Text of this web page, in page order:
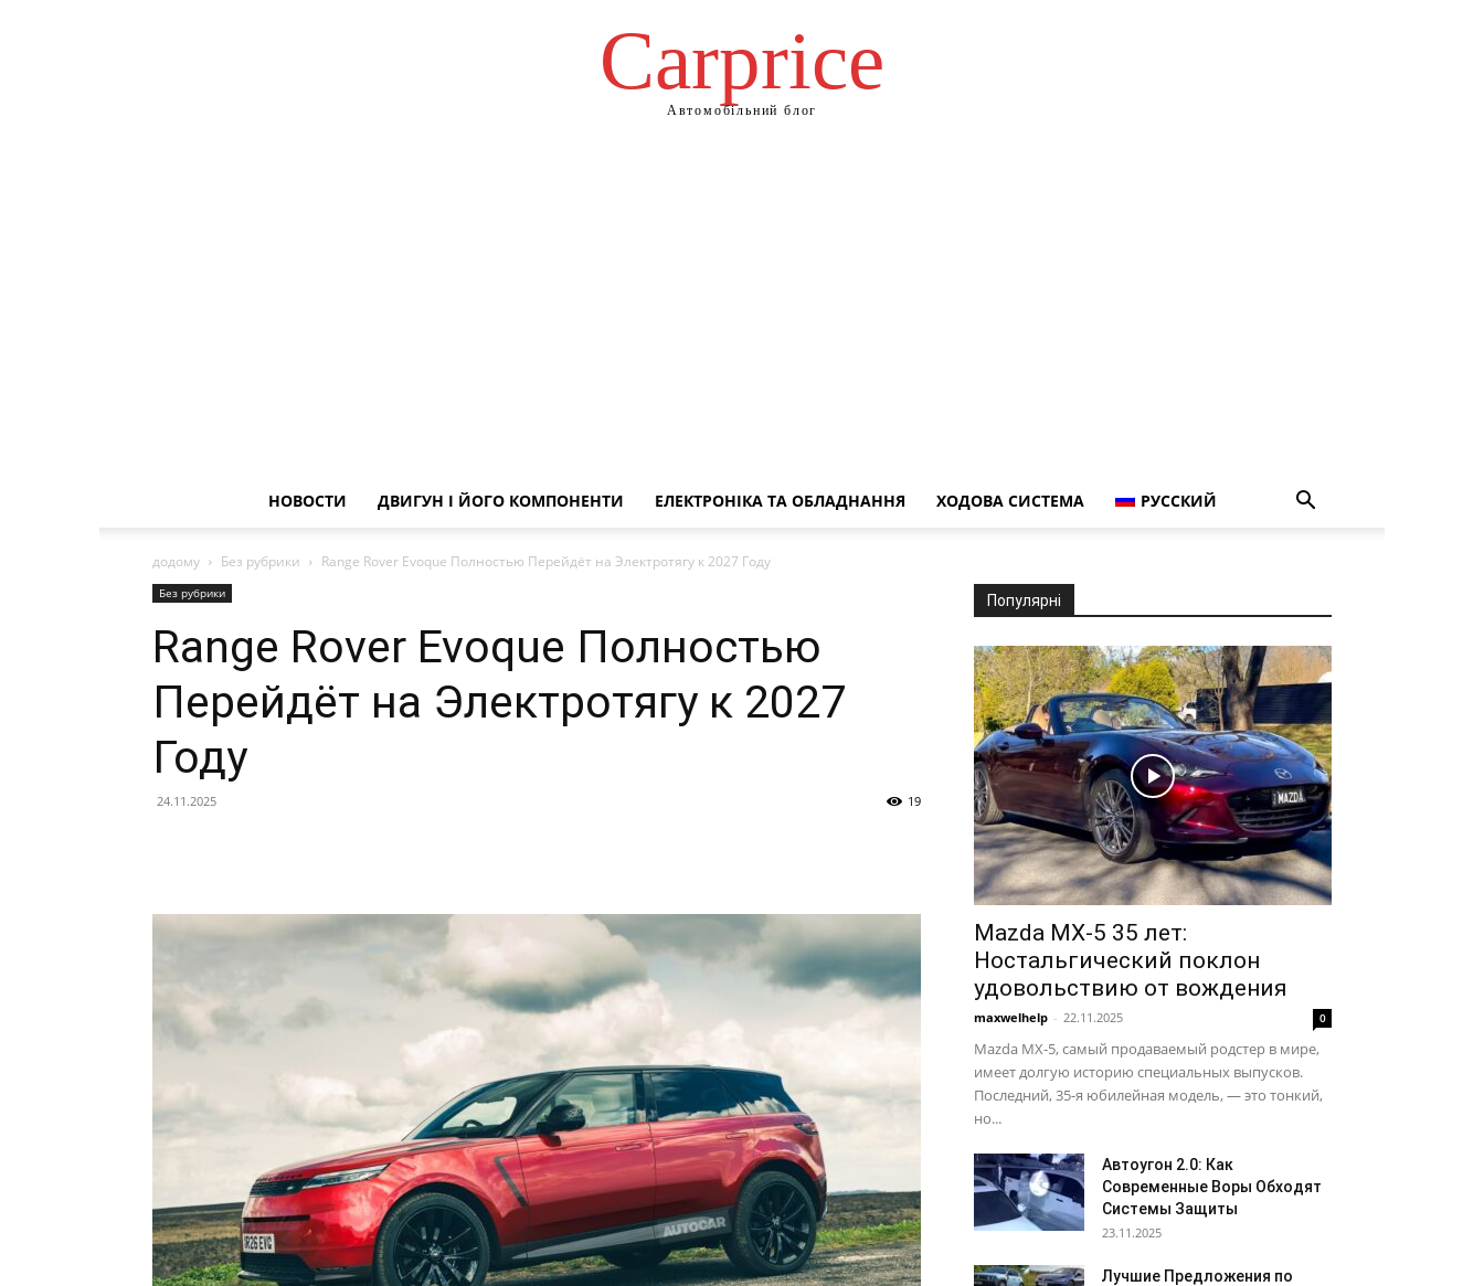
Сarprice
Автомобільний блог
НОВОСТИ ДВИГУН І ЙОГО КОМПОНЕНТИ ЕЛЕКТРОНІКА ТА ОБЛАДНАННЯ ХОДОВА СИСТЕМА РУССКИЙ
додому Без рубрики Range Rover Evoque Полностью Перейдёт на Электротягу к 2027 Году
Без рубрики
Range Rover Evoque Полностью
Перейдёт на Электротягу к 2027
Году
24.11.2025 19
Популярні
Mazda MX-5 35 лет:
Ностальгический поклон
удовольствию от вождения
maxwelhelp - 22.11.2025 0
Mazda MX-5, самый продаваемый родстер в мире,
имеет долгую историю специальных выпусков.
Последний, 35-я юбилейная модель, — это тонкий,
но...
Автоугон 2.0: Как
Современные Воры Обходят
Системы Защиты
23.11.2025
Лучшие Предложения по